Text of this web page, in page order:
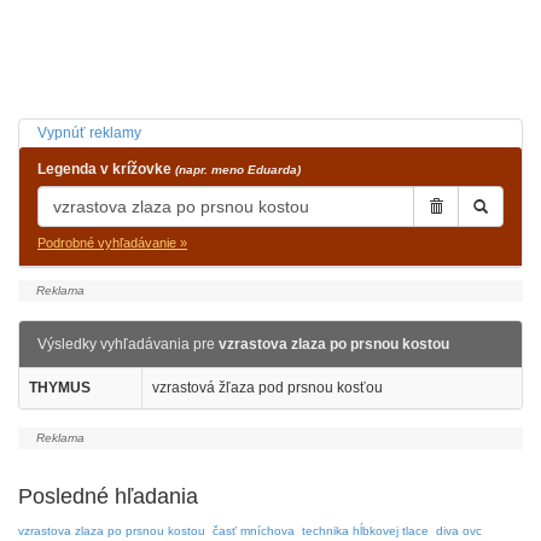
Vypnúť reklamy
Legenda v krížovke (napr. meno Eduarda)
Podrobné vyhľadávanie »
Výsledky vyhľadávania pre vzrastova zlaza po prsnou kostou
THYMUS vzrastová žľaza pod prsnou kosťou
Posledné hľadania
vzrastova zlaza po prsnou kostou časť mníchova technika hĺbkovej tlace diva ovc